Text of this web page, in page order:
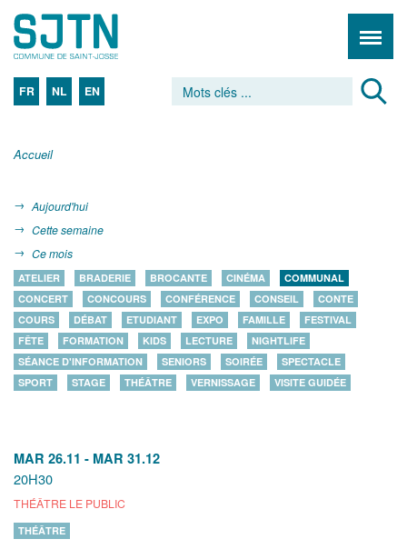
FR NL EN
Accueil
Aujourd'hui
Cette semaine
Ce mois
ATELIER BRADERIE BROCANTE CINÉMA
COMMUNAL
CONCERT
CONCOURS CONFÉRENCE CONSEIL
CONTE
COURS
DÉBAT ETUDIANT EXPO FAMILLE
FESTIVAL
FÊTE
FORMATION KIDS LECTURE
NIGHTLIFE
SÉANCE D'INFORMATION
SENIORS SOIRÉE
SPECTACLE
SPORT
STAGE THÉÂTRE VERNISSAGE VISITE GUIDÉE
MAR 26.11 - MAR 31.12
20H30
THÉÂTRE LE PUBLIC
THÉÂTRE